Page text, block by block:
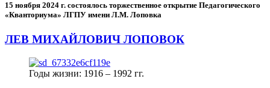
15 ноября 2024 г. состоялось торжественное открытие Педагогического
«Кванториума» ЛГПУ имени Л.М. Лоповка
ЛЕВ МИХАЙЛОВИЧ ЛОПОВОК
Годы жизни: 1916 – 1992 гг.